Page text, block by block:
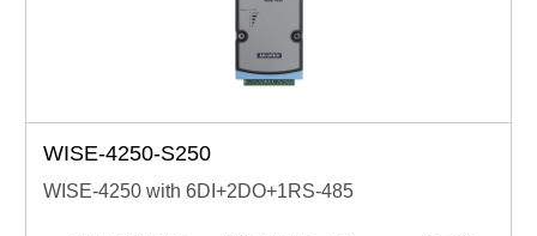
WISE-4250-S250
WISE-4250 with 6DI+2DO+1RS-485